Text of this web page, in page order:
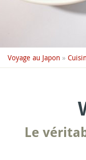
Voyage au Japon »
Le